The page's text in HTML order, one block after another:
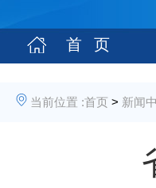
首 页
当前位置 :首页 > 新闻